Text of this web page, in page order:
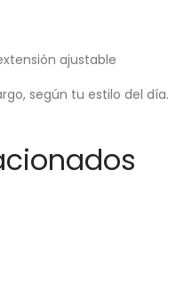
ajustable
según tu estilo del día.